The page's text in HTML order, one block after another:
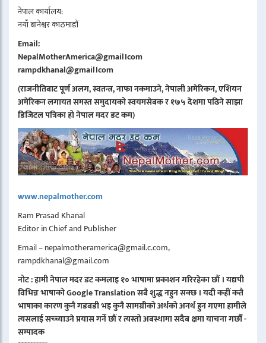
नेपाल कार्यालय:
नयाँ बानेश्वर काठमाडौं
Email:
NepalMotherAmerica@gmail।com
rampdkhanal@gmail।com
(राजनीतिबाट पूर्ण अलग, स्वतन्त्र, नाफा नकमाउने, नेपाली अमेरिकन, एशियन
अमेरिकन लगायत समस्त समुदायको स्वयमसेबक र १७५ देशमा पढिने साझा
डिजिटल पत्रिका हो नेपाल मदर डट कम)
www.nepalmother.com
Ram Prasad Khanal
Editor in Chief and Publisher
Email – nepalmotheramerica@gmail.c.com,
rampdkhanal@gmail.com
नोट : हामी नेपाल मदर डट कमलाइ १० भाषामा प्रकाशन गरिरहेका छौं । यद्यपी
विभिन्न भाषाको Google Translation सबै शुद्ध नहुन सक्छ । यदी कहीं कतै
भाषाका कारण कुनै गडबडी भइ कुनै सामग्रीको अर्थको अनर्थ हुन गएमा हामीले
त्यसलाई सच्च्याउने प्रयास गर्ने छौं र त्यस्तो अबस्थामा सदैब क्षमा याचना गर्छौं -
सम्पादक